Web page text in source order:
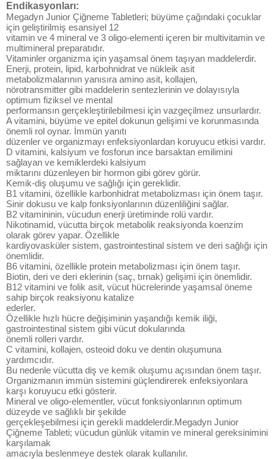
Endikasyonları:
Megadyn Junior Çiğneme Tabletleri; büyüme çağındaki çocuklar
için geliştirilmiş esansiyel 12
vitamin ve 4 mineral ve 3 oligo-elementi içeren bir multivitamin ve
multimineral preparatıdır.
Vitaminler organizma için yaşamsal önem taşıyan maddelerdir.
Enerji, protein, lipid, karbohnidrat ve nükleik asit
metabolizmalarının yanısıra amino asit, kollajen,
nörotransmitter gibi maddelerin sentezlerinin ve dolayısıyla
optimum fiziksel ve mental
performansın gerçekleştirilebilmesi için vazgeçilmez unsurlardır.
A vitamini, büyüme ve epitel dokunun gelişimi ve korunmasında
önemli rol oynar. İmmün yanıtı
düzenler ve organizmayı enfeksiyonlardan koruyucu etkisi vardır.
D vitamini, kalsiyum ve fosforun ince barsaktan emilimini
sağlayan ve kemiklerdeki kalsiyum
miktarını düzenleyen bir hormon gibi görev görür.
Kemik-diş oluşumu ve sağlığı için gereklidir.
B1 vitamini, özellikle karbonhidrat metabolizması için önem taşır.
Sinir dokusu ve kalp fonksiyonlarının düzenliliğini sağlar.
B2 vitamininin, vücudun enerji üretiminde rolü vardır.
Nikotinamid, vücutta birçok metabolik reaksiyonda koenzim
olarak görev yapar. Özellikle
kardiyovasküler sistem, gastrointestinal sistem ve deri sağlığı için
önemlidir.
B6 vitamini, özellikle protein metabolizması için önem taşır.
Biotin, deri ve deri eklerinin (saç, tırnak) gelişimi için önemlidir.
B12 vitamini ve folik asit, vücut hücrelerinde yaşamsal öneme
sahip birçok reaksiyonu katalize
ederler.
Özellikle hızlı hücre değişiminin yaşandığı kemik iliği,
gastrointestinal sistem gibi vücut dokularında
önemli rolleri vardır.
C vitamini, kollajen, osteoid doku ve dentin oluşumuna
yardımcıdır.
Bu nedenle vücutta diş ve kemik oluşumu açısından önem taşır.
Organizmanın immün sistemini güçlendirerek enfeksiyonlara
karşı koruyucu etki gösterir.
Mineral ve oligo-elementler, vücut fonksiyonlarının optimum
düzeyde ve sağlıklı bir şekilde
gerçekleşebilmesi için gerekli maddelerdir.Megadyn Junior
Çiğneme Tableti; vücudun günlük vitamin ve mineral gereksinimini
karşılamak
amacıyla beslenmeye destek olarak kullanılır.